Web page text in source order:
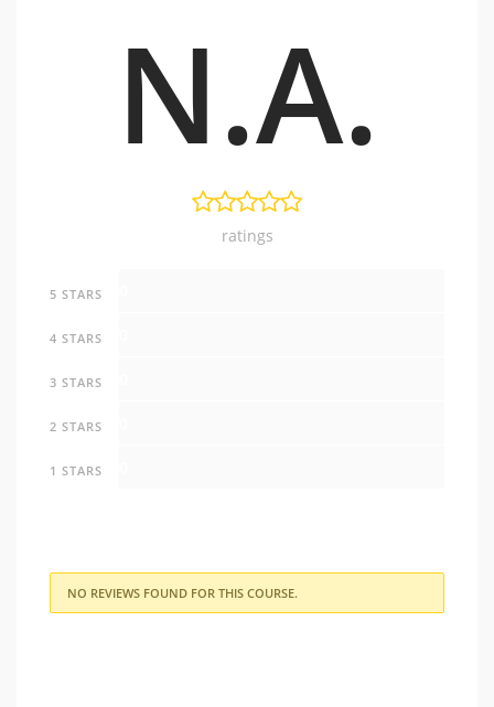
N.A.
ratings
5 STARS
4 STARS
3 STARS
2 STARS
1 STARS
NO REVIEWS FOUND FOR THIS COURSE.